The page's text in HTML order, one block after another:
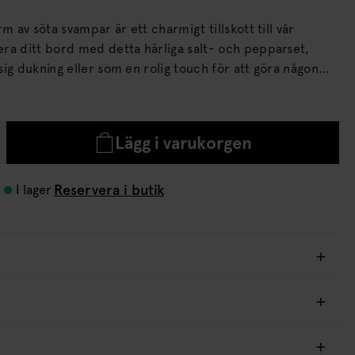
av söta svampar är ett charmigt tillskott till vår
dukning eller som en rolig touch för att göra någon
Lägg i varukorgen
I lager Reservera i butik